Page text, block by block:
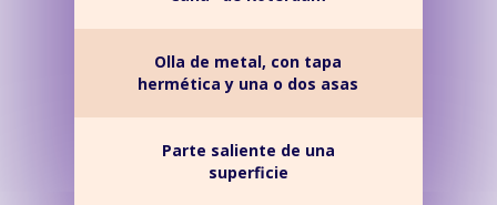
Olla de metal, con tapa
hermética y una o dos asas
Parte saliente de una
superficie